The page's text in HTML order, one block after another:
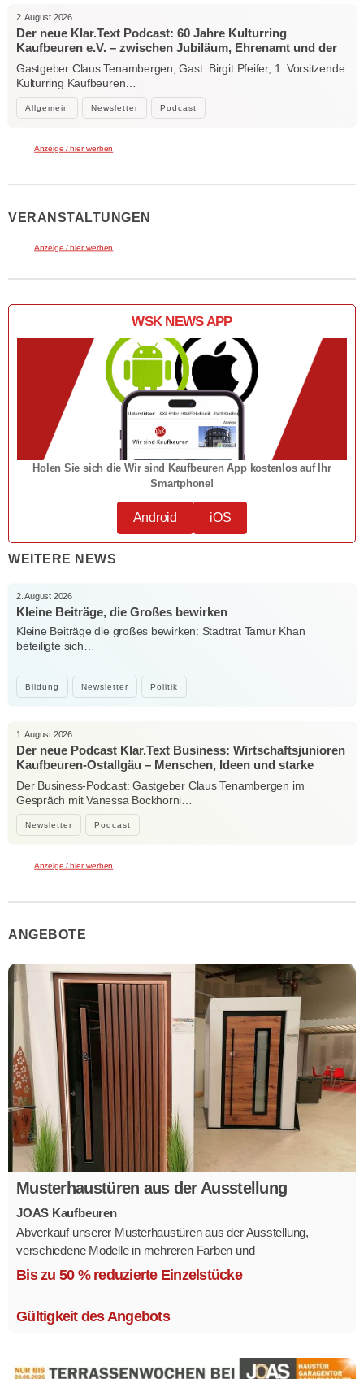
Allgemein Newsletter Podcast
2. August 2026
Der neue Klar.Text Podcast: 60 Jahre Kulturring
Kaufbeuren e.V. – zwischen Jubiläum, Ehrenamt und der
Kraft der Kultur
Gastgeber Claus Tenambergen, Gast: Birgit Pfeifer, 1. Vorsitzende
Kulturring Kaufbeuren…
Anzeige / hier werben
VERANSTALTUNGEN
Anzeige / hier werben
WSK NEWS APP
Holen Sie sich die Wir sind Kaufbeuren App kostenlos auf Ihr
Smartphone!
Android iOS
WEITERE NEWS
Bildung Newsletter Politik
2. August 2026
Kleine Beiträge, die Großes bewirken
Kleine Beiträge die großes bewirken: Stadtrat Tamur Khan
beteiligte sich…
Newsletter Podcast
1. August 2026
Der neue Podcast Klar.Text Business: Wirtschaftsjunioren
Kaufbeuren-Ostallgäu – Menschen, Ideen und starke
Verbindungen
Der Business-Podcast: Gastgeber Claus Tenambergen im
Gespräch mit Vanessa Bockhorni…
Anzeige / hier werben
ANGEBOTE
Musterhaustüren aus der Ausstellung
JOAS Kaufbeuren
Abverkauf unserer Musterhaustüren aus der Ausstellung,
verschiedene Modelle in mehreren Farben und
Ausstattungsvarianten.
Bis zu 50 % reduzierte Einzelstücke
Gültigkeit des Angebots